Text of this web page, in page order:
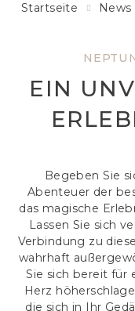
EIN
Startseite News
Begeben Sie
Abenteuer der
das magische
Lassen Sie sich
Verbindung zu
wahrhaft
Sie sich bereit für
Herz
die sich in Ihr